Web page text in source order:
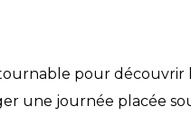
pour
une journée placée